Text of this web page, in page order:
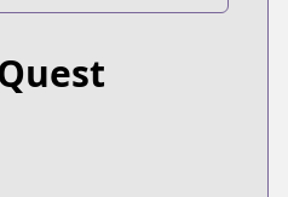
home?seriesId=57943457